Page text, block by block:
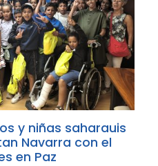
y niñas saharauis
Navarra con el
en Paz